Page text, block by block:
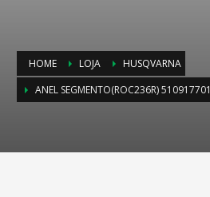
HOME LOJA
HUSQVARNA
ANEL SEGMENTO(ROC236R) 510917701